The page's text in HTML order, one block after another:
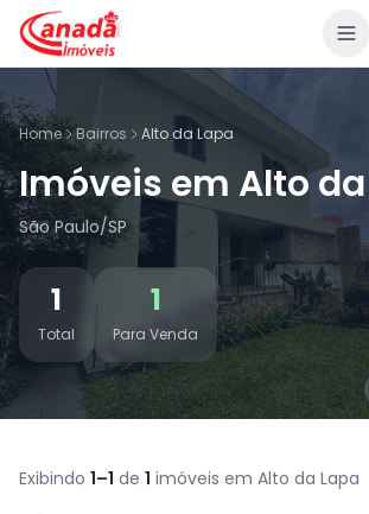
Home Bairros Alto da Lapa
Imóveis em Alto
São Paulo/SP
1
Total
1
Para Venda
Exibindo 1–1 de 1 imóveis em Alto da Lapa